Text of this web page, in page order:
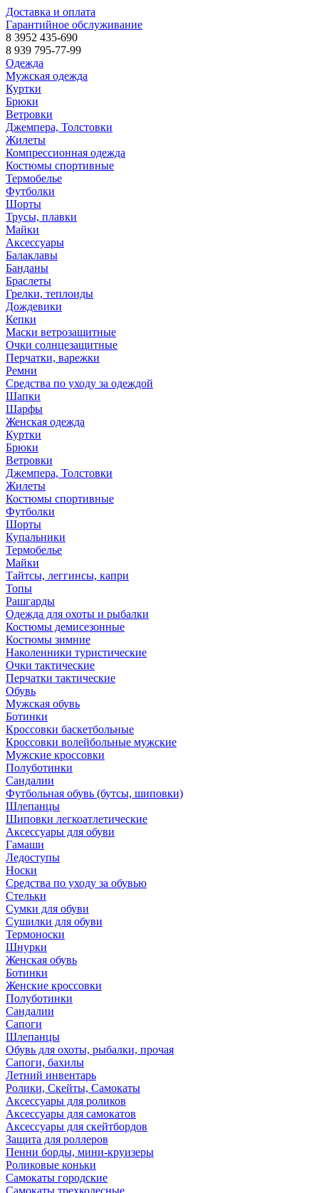
Доставка и оплата
Гарантийное обслуживание
8 3952 435-690
8 939 795-77-99
Одежда
Мужская одежда
Куртки
Брюки
Ветровки
Джемпера, Толстовки
Жилеты
Компрессионная одежда
Костюмы спортивные
Термобелье
Футболки
Шорты
Трусы, плавки
Майки
Аксессуары
Балаклавы
Банданы
Браслеты
Грелки, теплоиды
Дождевики
Кепки
Маски ветрозащитные
Очки солнцезащитные
Перчатки, варежки
Ремни
Средства по уходу за одеждой
Шапки
Шарфы
Женская одежда
Куртки
Брюки
Ветровки
Джемпера, Толстовки
Жилеты
Костюмы спортивные
Футболки
Шорты
Купальники
Термобелье
Майки
Тайтсы, леггинсы, капри
Топы
Рашгарды
Одежда для охоты и рыбалки
Костюмы демисезонные
Костюмы зимние
Наколенники туристические
Очки тактические
Перчатки тактические
Обувь
Мужская обувь
Ботинки
Кроссовки баскетбольные
Кроссовки волейбольные мужские
Мужские кроссовки
Полуботинки
Сандалии
Футбольная обувь (бутсы, шиповки)
Шлепанцы
Шиповки легкоатлетические
Аксессуары для обуви
Гамаши
Ледоступы
Носки
Средства по уходу за обувью
Стельки
Сумки для обуви
Сушилки для обуви
Термоноски
Шнурки
Женская обувь
Ботинки
Женские кроссовки
Полуботинки
Сандалии
Сапоги
Шлепанцы
Обувь для охоты, рыбалки, прочая
Сапоги, бахилы
Летний инвентарь
Ролики, Скейты, Самокаты
Аксессуары для роликов
Аксессуары для самокатов
Аксессуары для скейтбордов
Защита для роллеров
Пенни борды, мини-круизеры
Роликовые коньки
Самокаты городские
Самокаты трехколесные